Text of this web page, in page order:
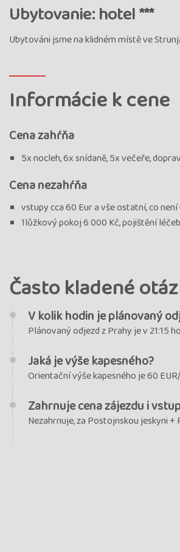
Ubytovanie: hotel ***
Ubytováni jsme na klidném místě ve
Informácie k cene
Cena zahŕňa
5x nocleh, 6x snídaně, 5x večeře,
Cena nezahŕňa
vstupy cca 60 Eur a vše ostatní, co
1lůžkový pokoj 6 000 Kč, pojištění
Často kladené
V kolik hodin je plánovaný
Plánovaný odjezd z Prahy je v 21:15
Jaká je výše kapesného?
Orientační výše kapesného je 60
Zahrnuje cena zájezdu i
Nezahrnuje, za Postojnskou jeskyni